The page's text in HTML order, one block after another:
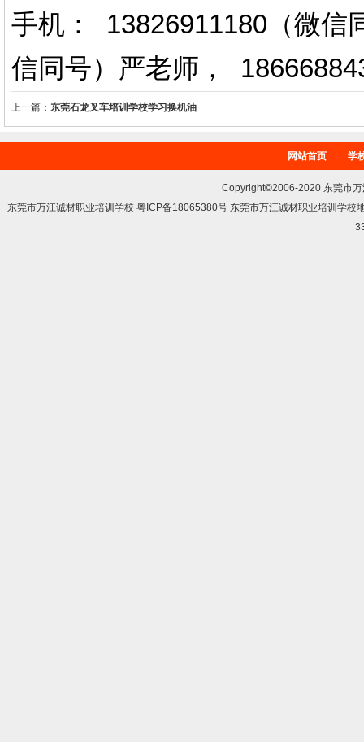
手机： 13826911180（微信
信同号）严老师 ，
上一篇： 东莞石龙叉车培训学校学习换机油
网站首页 学
Copyright©2006-2020 东莞市
东莞市万江诚材职业培训学校 粤ICP备18065380号 东莞市万江诚材职业培训学